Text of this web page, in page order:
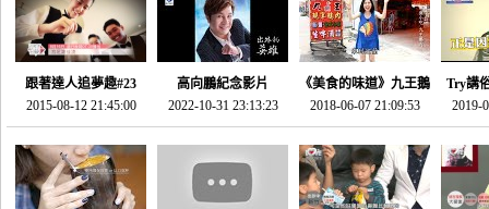
跟著達人追夢趣#23
promo-我想開間咖啡
館(謝佳凌)
2015-08-12 21:45:00
高向鵬紀念影片
2022-10-31 23:13:23
《美食的味道》九王鵝
肉
2018-06-07 21:09:53
Try講
2019-